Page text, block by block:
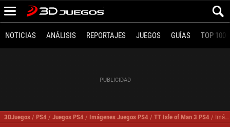
NOTICIAS ANÁLISIS REPORTAJES JUEGOS GUÍAS TOP 100
3DJuegos / PS4 / Juegos PS4 / Imágenes Juegos PS4 / TT Isle of Man 3 PS4 / Imágenes, fotos TT Isle of Man 3 para PS4